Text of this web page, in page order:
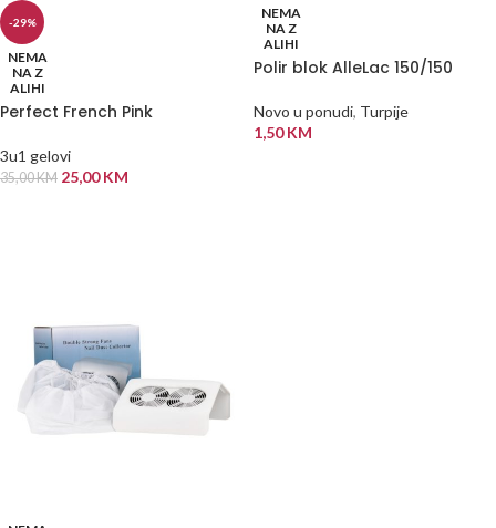
-29%
NEMA
NA Z
ALIHI
Perfect French Pink
3u1 gelovi
35,00KM 25,00KM
NEMA
NA Z
ALIHI
Polir blok AlleLac 150/150
Novo u ponudi, Turpije
1,50KM